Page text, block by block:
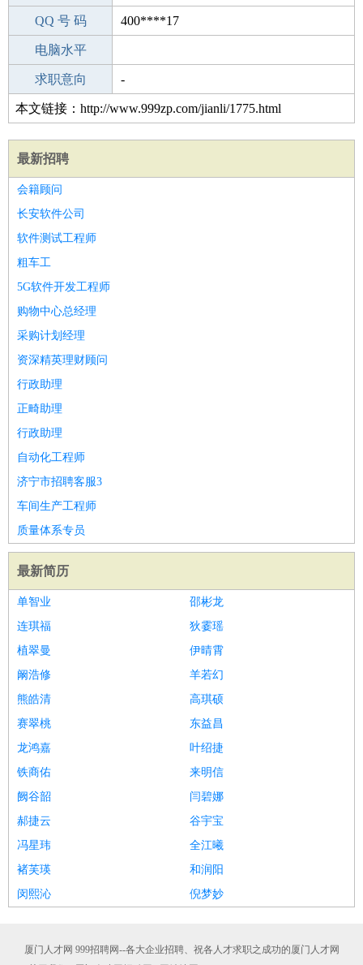
手机号码 172****3614
QQ 号 码 400****17
微信号码
电脑水平
外语水平
求职意向 -
本文链接：http://www.999zp.com/jianli/1775.html
最新招聘
会籍顾问
长安软件公司
软件测试工程师
粗车工
5G软件开发工程师
购物中心总经理
采购计划经理
资深精英理财顾问
行政助理
正畸助理
行政助理
自动化工程师
济宁市招聘客服3
车间生产工程师
质量体系专员
最新简历
单智业
邵彬龙
连琪福
狄霎瑶
植翠曼
伊晴霄
阚浩修
羊若幻
熊皓清
高琪硕
赛翠桃
东益昌
龙鸿嘉
叶绍捷
铁商佑
来明信
阙谷韶
闫碧娜
郝捷云
谷宇宝
冯星玮
全江曦
褚芙瑛
和润阳
闵熙沁
倪梦妙
厦门人才网 999招聘网--各大企业招聘、祝各人才求职之成功的厦门人才网